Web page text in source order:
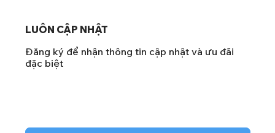
LUÔN CẬP NHẬT
Đăng ký để nhận thông tin cập nhật và ưu đãi
đặc biệt